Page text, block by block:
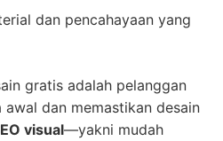
dan pencahayaan yang
gratis adalah pelanggan
dan memastikan desain
visual—yakni mudah